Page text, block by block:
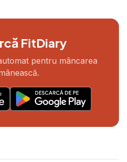
FitDiary
pentru mâncarea